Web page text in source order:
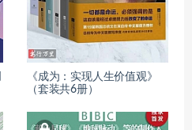
《成为：实现人生价值观》
（套装共6册）